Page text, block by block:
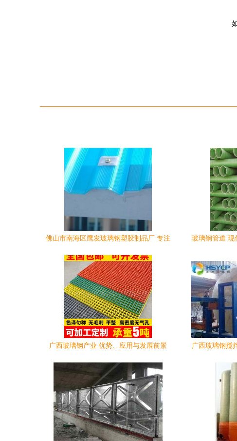
佛山市南海区鹰发玻璃钢塑胶制品厂 专注
玻璃钢管道 现
广西玻璃钢产业 优势、应用与发展前景
广西玻璃钢搅